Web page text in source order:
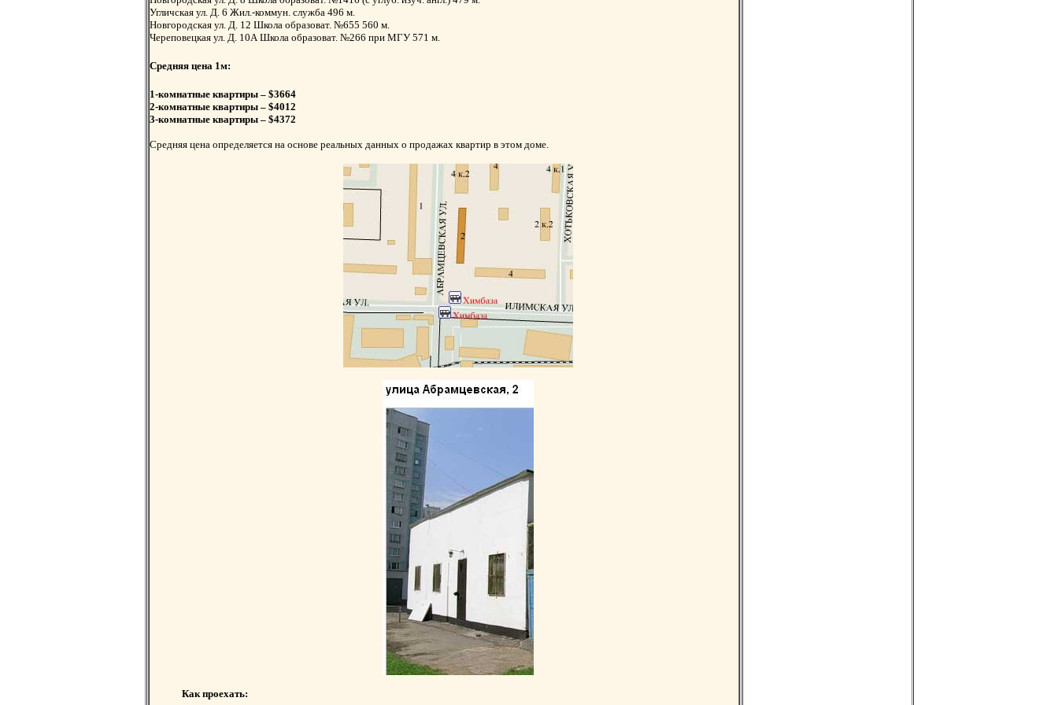
Угличская ул. Д. 6 Жил.-коммун. служба 496 м.
Новгородская ул. Д. 12 Школа образоват. №655 560 м.
Череповецкая ул. Д. 10А Школа образоват. №266 при МГУ 571 м.
Средняя цена 1м:
1-комнатные квартиры – $3664
2-комнатные квартиры – $4012
3-комнатные квартиры – $4372
Средняя цена определяется на основе реальных данных о продажах квартир в этом доме.
Как проехать: